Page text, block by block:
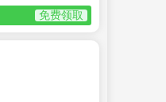
免费领取